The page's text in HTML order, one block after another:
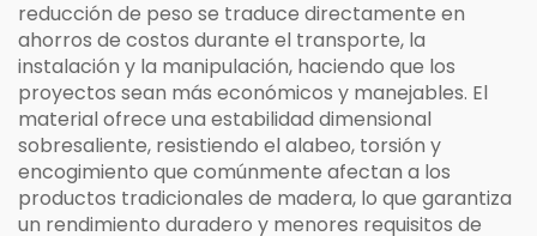
reducción de peso se traduce directamente en
ahorros de costos durante el transporte, la
instalación y la manipulación, haciendo que los
proyectos sean más económicos y manejables. El
material ofrece una estabilidad dimensional
sobresaliente, resistiendo el alabeo, torsión y
encogimiento que comúnmente afectan a los
productos tradicionales de madera, lo que garantiza
un rendimiento duradero y menores requisitos de